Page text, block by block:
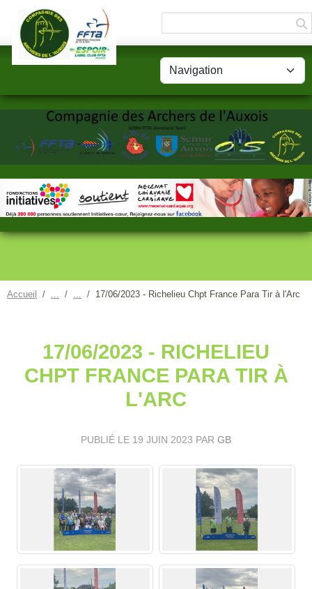
Accueil 17/06/2023 - Richelieu Chpt France Para Tir à l'Arc
17/06/2023 - RICHELIEU
CHPT FRANCE PARA TIR À
L'ARC
PUBLIÉ LE 19 JUIN 2023 PAR GB
Panneau de gestion des cookies